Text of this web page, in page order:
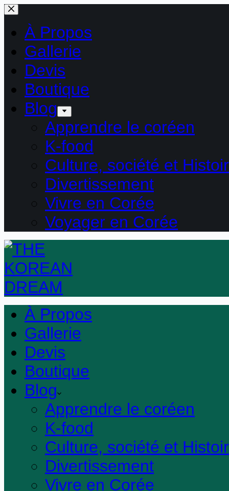
Passer
au
contenuÀ Propos
Gallerie
Devis
Boutique
Blog
Apprendre le coréen
K-food
Culture, société et
Divertissement
Vivre en Corée
Voyager en Corée
À Propos
Gallerie
Devis
Boutique
Blog
Apprendre le coréen
K-food
Culture, société et
Divertissement
Vivre en Corée